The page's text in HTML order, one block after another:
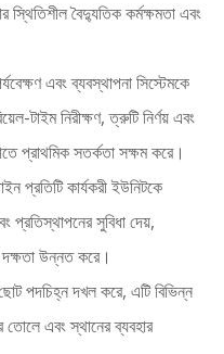
স্থিতিশীল বৈদ্যুতিক কর্মক্ষমতা এবং
এবং ব্যবস্থাপনা সিস্টেমকে
টাইম নিরীক্ষণ, ত্রুটি নির্ণয় এবং
প্রাথমিক সতর্কতা সক্ষম করে।
প্রতিটি কার্যকরী ইউনিটকে
প্রতিস্থাপনের সুবিধা দেয়,
দক্ষতা উন্নত করে।
পদচিহ্ন দখল করে, এটি বিভিন্ন
এবং স্থানের ব্যবহার